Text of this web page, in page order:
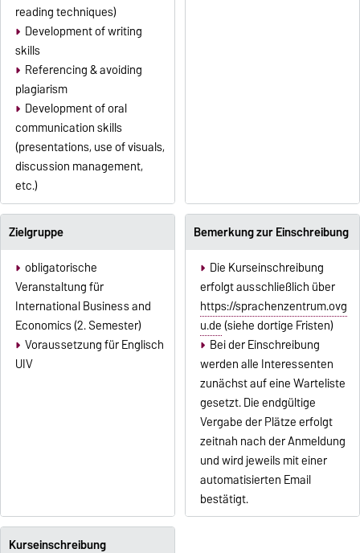
reading techniques)
Development of writing
skills
Referencing & avoiding
plagiarism
Development of oral
communication skills
(presentations, use of visuals,
discussion management,
etc.)
Zielgruppe
obligatorische
Veranstaltung für
International Business and
Economics (2. Semester)
Voraussetzung für Englisch
UIV
Bemerkung zur Einschreibung
Die Kurseinschreibung
erfolgt ausschließlich über
https://sprachenzentrum.ovg
u.de(siehe dortige Fristen)
Bei der Einschreibung
werden alle Interessenten
zunächst auf eine Warteliste
gesetzt. Die endgültige
Vergabe der Plätze erfolgt
zeitnah nach der Anmeldung
und wird jeweils mit einer
automatisierten Email
bestätigt.
Kurseinschreibung